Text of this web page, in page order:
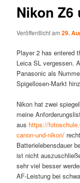
Nikon
Veröffentlicht am29.
Player 2 has entered
Leica SL vergessen.
Panasonic als
Spigellosen-Markt
Nikon hat zwei
meine
aus https://
canon-und-nikon/
Batterielebensdauer
ist nicht
sehr viel besser
AF-Leistung bei